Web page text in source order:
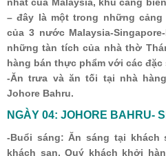
– đây là một trong những
của 3 nước Malaysia-
những tàn tích của nhà thờ
hàng bán thực phẩm với các đặc
-Ăn trưa và ăn tối tại nhà
Johore Bahru.
NGÀY 04: JOHORE BAHRU-
-Buổi sáng: Ăn sáng tại khách
khách sạn. Quý khách khởi